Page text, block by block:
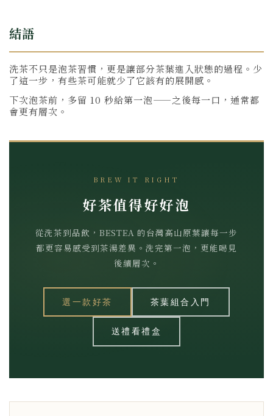
結語
洗茶不只是泡茶習慣，更是讓部分茶葉進入狀態的過程。少
了這一步，有些茶可能就少了它該有的展開感。
下次泡茶前，多留 10 秒給第一泡——之後每一口，通常都
會更有層次。
BREW IT RIGHT
好茶值得好好泡
從洗茶到品飲，BESTEA 的台灣高山原葉讓每一步
都更容易感受到茶湯差異。洗完第一泡，更能喝見
後續層次。
選一款好茶 茶葉組合入門
送禮看禮盒